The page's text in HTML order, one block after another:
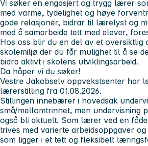
Vi søker en engasjert og trygg lærer
med varme, tydelighet og høye
gode relasjoner, bidrar til lærelyst og
med å samarbeide tett med elever,
Hos oss blir du en del av et oversiktlig
skolemiljø der du får mulighet til å se
bidra aktivt i skolens utviklingsarbeid.
Da håper vi du søker!
Vestre Jakobselv oppvekstsenter har
lærerstilling fra 01.08.2026.
Stillingen innebærer i hovedsak
små/mellomtrinnet, men undervisning
også bli aktuelt. Som lærer ved en
trives med varierte arbeidsoppgaver
som ligger i et tett og fleksibelt